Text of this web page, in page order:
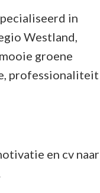
in
Westland,
groene
professionaliteit
en cv naar